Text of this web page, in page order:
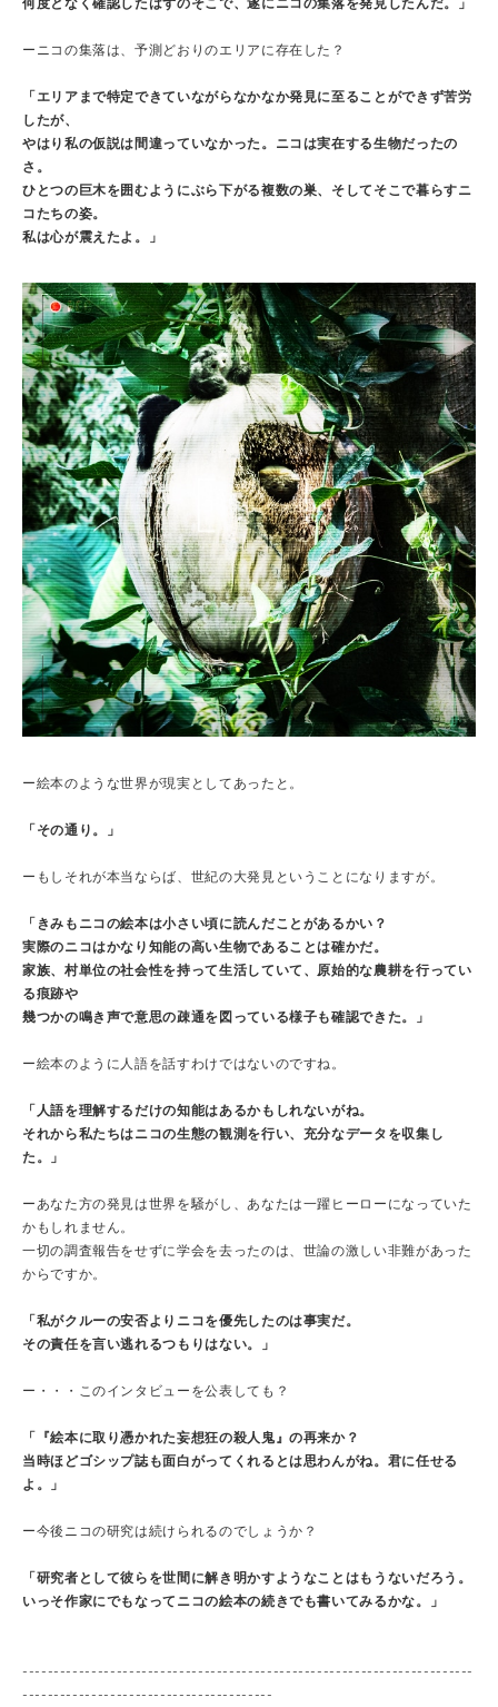
ーニコの集落は、予測どおりのエリアに存在した？
「エリアまで特定できていながらなかなか発見に至ることができず苦労
したが、
やはり私の仮説は間違っていなかった。ニコは実在する生物だったの
さ。
ひとつの巨木を囲むようにぶら下がる複数の巣、そしてそこで暮らすニ
コたちの姿。
私は心が震えたよ。」
ー絵本のような世界が現実としてあったと。
「その通り。」
ーもしそれが本当ならば、世紀の大発見ということになりますが。
「きみもニコの絵本は小さい頃に読んだことがあるかい？
実際のニコはかなり知能の高い生物であることは確かだ。
家族、村単位の社会性を持って生活していて、原始的な農耕を行ってい
る痕跡や
幾つかの鳴き声で意思の疎通を図っている様子も確認できた。」
ー絵本のように人語を話すわけではないのですね。
「人語を理解するだけの知能はあるかもしれないがね。
それから私たちはニコの生態の観測を行い、充分なデータを収集し
た。」
ーあなた方の発見は世界を騒がし、あなたは一躍ヒーローになっていた
かもしれません。
一切の調査報告をせずに学会を去ったのは、世論の激しい非難があった
からですか。
「私がクルーの安否よりニコを優先したのは事実だ。
その責任を言い逃れるつもりはない。」
ー・・・このインタビューを公表しても？
「『絵本に取り憑かれた妄想狂の殺人鬼』の再来か？
当時ほどゴシップ誌も面白がってくれるとは思わんがね。君に任せる
よ。」
ー今後ニコの研究は続けられるのでしょうか？
「研究者として彼らを世間に解き明かすようなことはもうないだろう。
いっそ作家にでもなってニコの絵本の続きでも書いてみるかな。」
------------------------------------------------------------------------
----------------------------------------